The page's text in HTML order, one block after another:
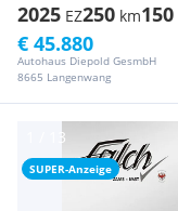
2025 EZ250 km150
Autohaus Diepold GesmbH
8665 Langenwang
€ 45.880
SUPER-Anzeige